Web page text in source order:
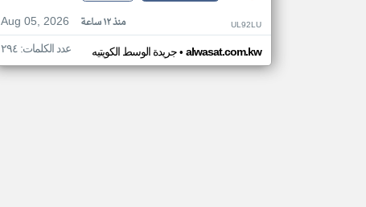
Aug 05, 2026
منذ ١٢ ساعة UL92LU
جريدة الوسط الكويتيه• alwasat.com.kw عدد الكلمات: ٢٩٤